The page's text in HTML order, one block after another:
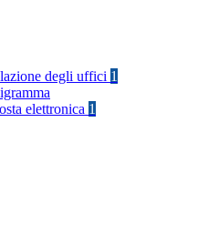
degli uffici 1
elettronica 1